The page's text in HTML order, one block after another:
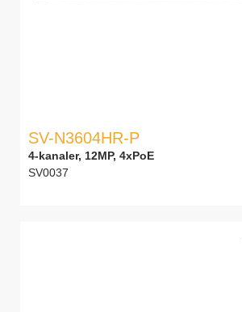
SV-N3604HR-P
4-kanaler, 12MP, 4xPoE
SV0037